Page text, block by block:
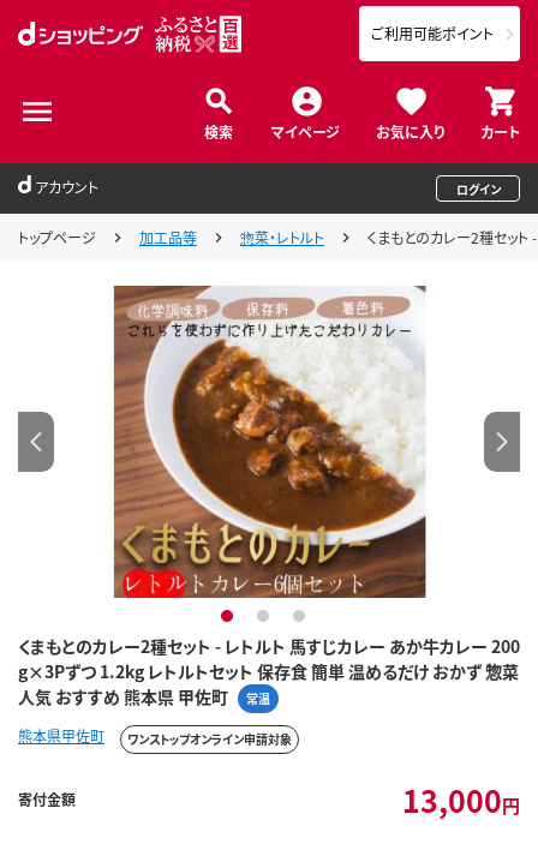
検索 マイページ お気に入り カート
ご利用可能ポイント
アカウント ログイン
トップページ 加工品等 惣菜・レトルト くまもとのカレー2種セッ
くまもとのカレー2種セット - レトルト 馬すじカレー あか牛カレー 200
g×3Pずつ 1.2kg レトルトセット 保存食 簡単 温めるだけ おかず 惣菜
人気 おすすめ 熊本県 甲佐町
常温
1 2 3
熊本県甲佐町 ワンストップオンライン申請対象
寄付金額 13,000円